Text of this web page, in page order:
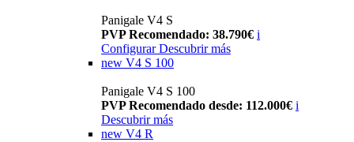
Panigale V4 S
PVP Recomendado: 38.790€ i
Configurar Descubrir más
new V4 S 100
Panigale V4 S 100
PVP Recomendado desde: 112.000€ i
Descubrir más
new V4 R